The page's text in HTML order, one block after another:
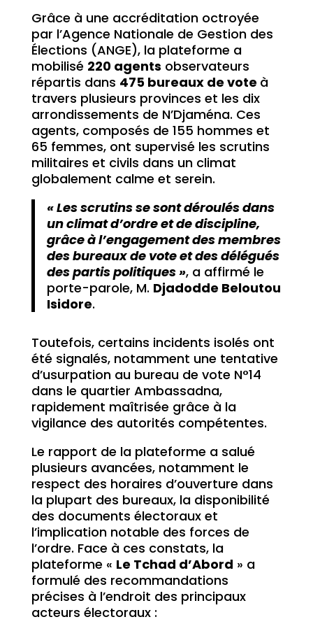
Grâce à une accréditation octroyée
par l’Agence Nationale de Gestion des
Élections (ANGE), la plateforme a
mobilisé 220 agents observateurs
répartis dans 475 bureaux de vote à
travers plusieurs provinces et les dix
arrondissements de N’Djaména. Ces
agents, composés de 155 hommes et
65 femmes, ont supervisé les scrutins
militaires et civils dans un climat
globalement calme et serein.
« Les scrutins se sont déroulés dans
un climat d’ordre et de discipline,
grâce à l’engagement des membres
des bureaux de vote et des délégués
des partis politiques », a affirmé le
porte-parole, M. Djadodde Beloutou
Isidore.
Toutefois, certains incidents isolés ont
été signalés, notamment une tentative
d’usurpation au bureau de vote N°14
dans le quartier Ambassadna,
rapidement maîtrisée grâce à la
vigilance des autorités compétentes.
Le rapport de la plateforme a salué
plusieurs avancées, notamment le
respect des horaires d’ouverture dans
la plupart des bureaux, la disponibilité
des documents électoraux et
l’implication notable des forces de
l’ordre. Face à ces constats, la
plateforme « Le Tchad d’Abord » a
formulé des recommandations
précises à l’endroit des principaux
acteurs électoraux :